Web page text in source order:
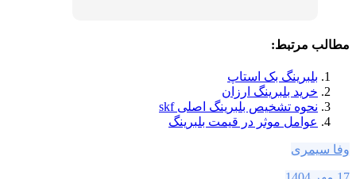
مطالب مرتبط:
بلبرینگ بک استاپ
خرید بلبرینگ ارزان
نحوه تشخیص بلبرینگ اصلی skf
عوامل موثر در قیمت بلبرینگ
وفا سیمری